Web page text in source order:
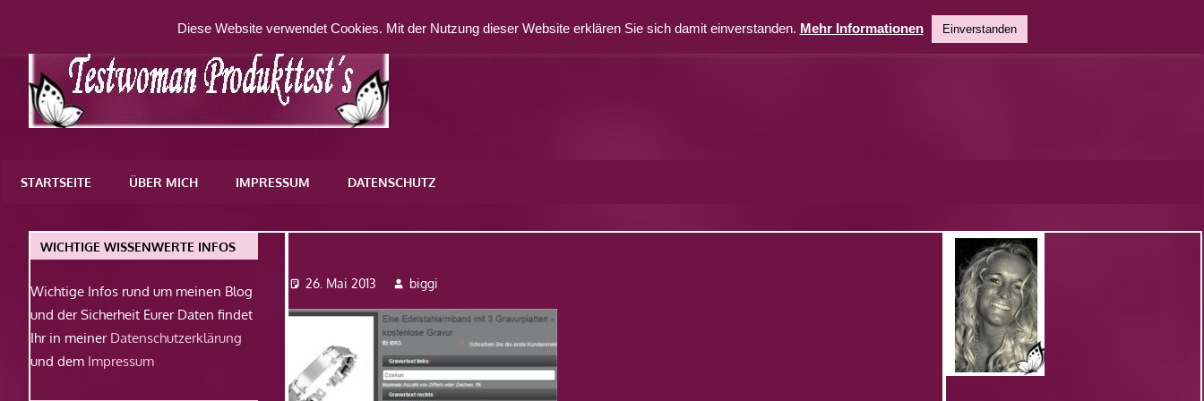
springen
WordPress-
STARTSEITE ÜBER MICH IMPRESSUM DATENSCHUTZ
26. Mai 2013 biggi
WICHTIGE WISSENWERTE INFOS
Wichtige Infos rund um meinen Blog
und der Sicherheit Eurer Daten findet
Ihr in meiner Datenschutzerklärung
und dem Impressum
Diese Website verwendet Cookies. Mit der Nutzung dieser Website erklären Sie sich damit einverstanden. Mehr Informationen Einverstanden